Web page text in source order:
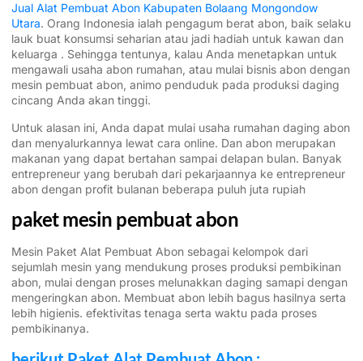
Jual Alat Pembuat Abon Kabupaten Bolaang Mongondow
Utara. Orang Indonesia ialah pengagum berat abon, baik selaku
lauk buat konsumsi seharian atau jadi hadiah untuk kawan dan
keluarga . Sehingga tentunya, kalau Anda menetapkan untuk
mengawali usaha abon rumahan, atau mulai bisnis abon dengan
mesin pembuat abon, animo penduduk pada produksi daging
cincang Anda akan tinggi.
Untuk alasan ini, Anda dapat mulai usaha rumahan daging abon
dan menyalurkannya lewat cara online. Dan abon merupakan
makanan yang dapat bertahan sampai delapan bulan. Banyak
entrepreneur yang berubah dari pekarjaannya ke entrepreneur
abon dengan profit bulanan beberapa puluh juta rupiah
paket mesin pembuat abon
Mesin Paket Alat Pembuat Abon sebagai kelompok dari
sejumlah mesin yang mendukung proses produksi pembikinan
abon, mulai dengan proses melunakkan daging samapi dengan
mengeringkan abon. Membuat abon lebih bagus hasilnya serta
lebih higienis. efektivitas tenaga serta waktu pada proses
pembikinanya.